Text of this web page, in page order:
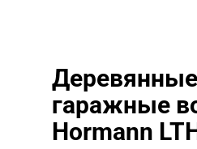
Деревянные
гаражные
Hormann